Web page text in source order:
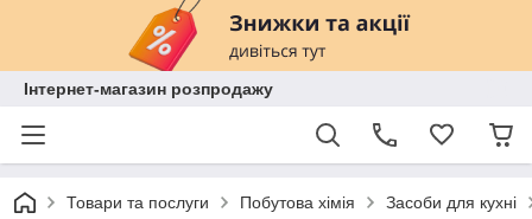
Інтернет-магазин розпродажу
Товари та послуги Побутова хімія Засоби для кухні